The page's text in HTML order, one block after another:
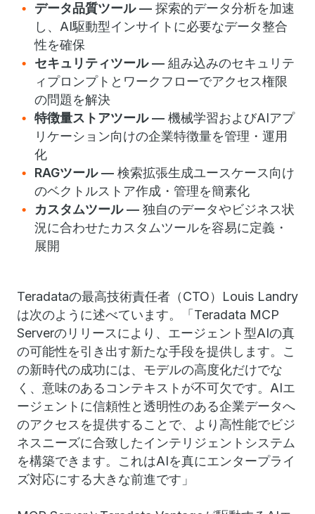
データ品質ツール ― 探索的データ分析を加速
し、AI駆動型インサイトに必要なデータ整合
性を確保
セキュリティツール ― 組み込みのセキュリテ
ィプロンプトとワークフローでアクセス権限
の問題を解決
特徴量ストアツール ― 機械学習およびAIアプ
リケーション向けの企業特徴量を管理・運用
化
RAGツール ― 検索拡張生成ユースケース向け
のベクトルストア作成・管理を簡素化
カスタムツール ― 独自のデータやビジネス状
況に合わせたカスタムツールを容易に定義・
展開
Teradataの最高技術責任者（CTO）Louis Landry
は次のように述べています。「Teradata MCP
Serverのリリースにより、エージェント型AIの真
の可能性を引き出す新たな手段を提供します。こ
の新時代の成功には、モデルの高度化だけでな
く、意味のあるコンテキストが不可欠です。AIエ
ージェントに信頼性と透明性のある企業データへ
のアクセスを提供することで、より高性能でビジ
ネスニーズに合致したインテリジェントシステム
を構築できます。これはAIを真にエンタープライ
ズ対応にする大きな前進です」